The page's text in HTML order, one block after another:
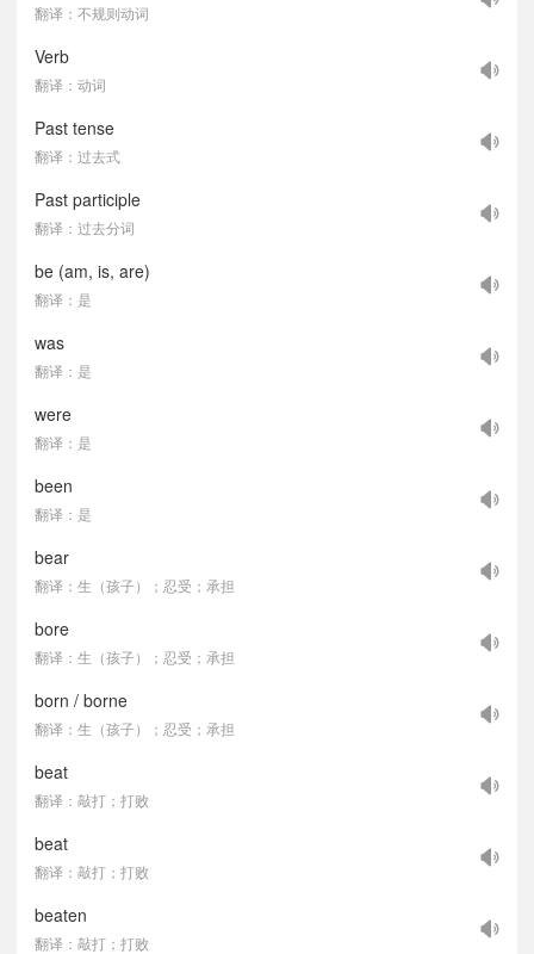
翻译：不规则动词
Verb
翻译：动词
Past tense
翻译：过去式
Past participle
翻译：过去分词
be (am, is, are)
翻译：是
was
翻译：是
were
翻译：是
been
翻译：是
bear
翻译：生（孩子）；忍受；承担
bore
翻译：生（孩子）；忍受；承担
born / borne
翻译：生（孩子）；忍受；承担
beat
翻译：敲打；打败
beat
翻译：敲打；打败
beaten
翻译：敲打；打败